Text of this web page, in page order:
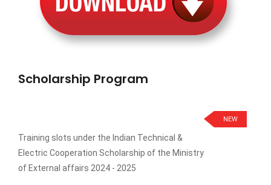
Scholarship Program
NEW
Training slots under the Indian Technical &
Electric Cooperation Scholarship of the Ministry
of External affairs 2024 - 2025